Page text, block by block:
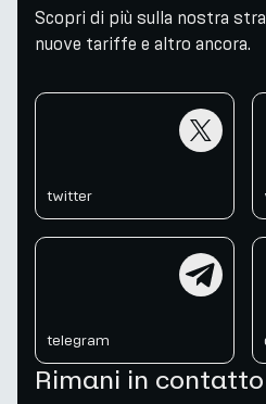
Scopri di più sulla nostra
nuove tariffe e altro ancora.
twitter
telegram
Rimani in contatto